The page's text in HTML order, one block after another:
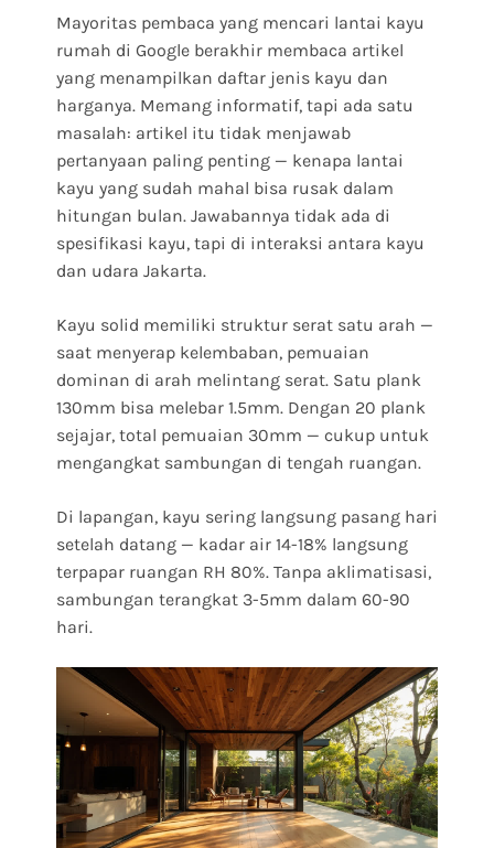
Mayoritas pembaca yang mencari lantai kayu
rumah di Google berakhir membaca artikel
yang menampilkan daftar jenis kayu dan
harganya. Memang informatif, tapi ada satu
masalah: artikel itu tidak menjawab
pertanyaan paling penting — kenapa lantai
kayu yang sudah mahal bisa rusak dalam
hitungan bulan. Jawabannya tidak ada di
spesifikasi kayu, tapi di interaksi antara kayu
dan udara Jakarta.
Kayu solid memiliki struktur serat satu arah —
saat menyerap kelembaban, pemuaian
dominan di arah melintang serat. Satu plank
130mm bisa melebar 1.5mm. Dengan 20 plank
sejajar, total pemuaian 30mm — cukup untuk
mengangkat sambungan di tengah ruangan.
Di lapangan, kayu sering langsung pasang hari
setelah datang — kadar air 14-18% langsung
terpapar ruangan RH 80%. Tanpa aklimatisasi,
sambungan terangkat 3-5mm dalam 60-90
hari.